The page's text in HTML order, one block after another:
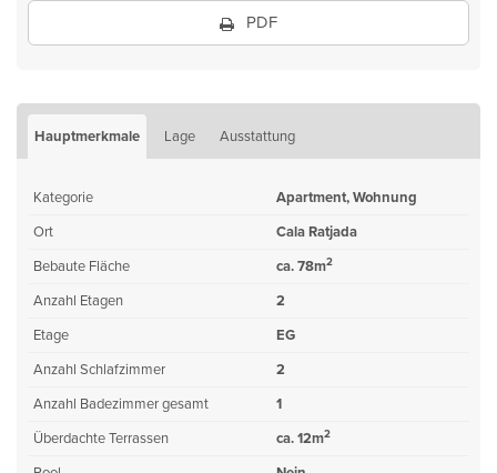
PDF
Hauptmerkmale Lage Ausstattung
Kategorie
Apartment, Wohnung
Ort
Cala Ratjada
Bebaute Fläche
ca. 78m2
Anzahl Etagen
2
Etage
EG
Anzahl Schlafzimmer
2
Anzahl Badezimmer gesamt
1
Überdachte Terrassen
ca. 12m2